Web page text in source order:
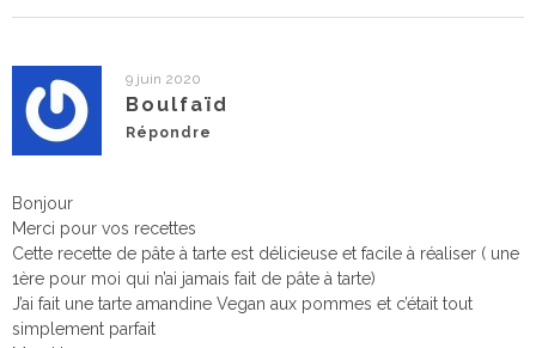
9 juin 2020
Boulfaïd
Répondre
Bonjour
Merci pour vos recettes
Cette recette de pâte à tarte est délicieuse et facile à réaliser ( une
1ère pour moi qui n’ai jamais fait de pâte à tarte)
J’ai fait une tarte amandine Vegan aux pommes et c’était tout
simplement parfait